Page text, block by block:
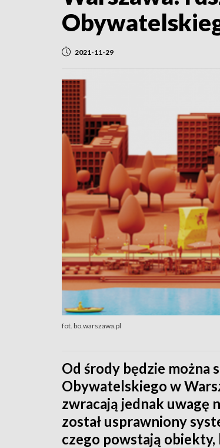
2021-11-29
fot. bo.warszawa.pl
Od środy będzie można
Obywatelskiego w
zwracają jednak uwagę
został usprawniony
czego powstają